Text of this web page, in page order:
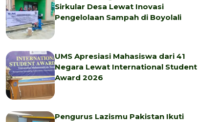
Sirkular Desa Lewat Inovasi
Pengelolaan Sampah di Boyolali
UMS Apresiasi Mahasiswa dari 41
Negara Lewat International Student
Award 2026
Pengurus Lazismu Pakistan Ikuti